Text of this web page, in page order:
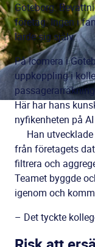
Göteborg.
företag. Ingen i
lärde sig själv.
På Icomera i
uppkoppling i
Här har hans
nyfikenheten på
Han utvecklade
från företagets
filtrera och
Teamet byggde
igenom och
– Det tyckte